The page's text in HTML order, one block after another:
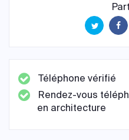
Téléphone vérifié
Rendez-vous
en architecture